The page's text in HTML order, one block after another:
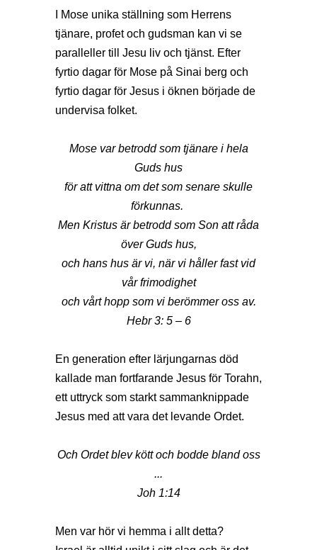
I Mose unika ställning som Herrens
tjänare, profet och gudsman kan vi se
paralleller till Jesu liv och tjänst. Efter
fyrtio dagar för Mose på Sinai berg och
fyrtio dagar för Jesus i öknen började de
undervisa folket.
Mose var betrodd som tjänare i hela
Guds hus
för att vittna om det som senare skulle
förkunnas.
Men Kristus är betrodd som Son att råda
över Guds hus,
och hans hus är vi, när vi håller fast vid
vår frimodighet
och vårt hopp som vi berömmer oss av.
Hebr 3: 5 – 6
En generation efter lärjungarnas död
kallade man fortfarande Jesus för Torahn,
ett uttryck som starkt sammanknippade
Jesus med att vara det levande Ordet.
Och Ordet blev kött och bodde bland oss
...
Joh 1:14
Men var hör vi hemma i allt detta?